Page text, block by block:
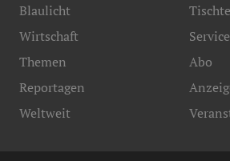
Blaulicht
Wirtschaft
Themen
Reportagen
Weltweit
Service
Abo